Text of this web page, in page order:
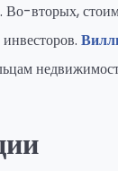
вторых,